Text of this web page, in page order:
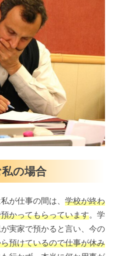
の場合
が仕事の間は、 学校が終わ
かってもらっています。学
実家で預かると言い、今の
預けているので仕事が休み